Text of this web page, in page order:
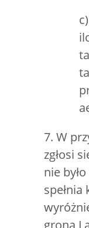
7. W
zgłosi
nie
grona